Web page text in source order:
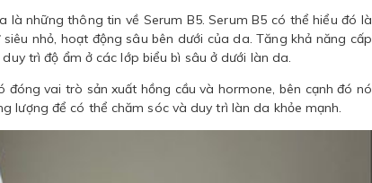
những thông tin về Serum B5. Serum B5 có thể hiểu đó là
nhỏ, hoạt động sâu bên dưới của da. Tăng khả năng cấp
trì độ ẩm ở các lớp biểu bì sâu ở dưới làn da.
vai trò sản xuất hồng cầu và hormone, bên cạnh đó nó
lượng để có thể chăm sóc và duy trì làn da khỏe mạnh.